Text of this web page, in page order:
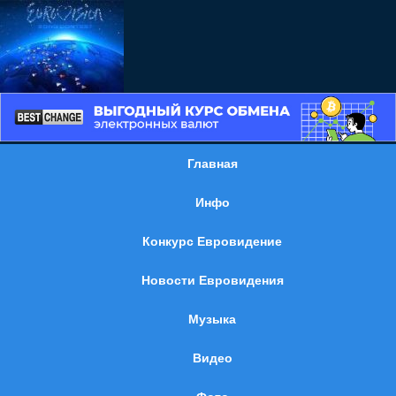
Главная
Инфо
Конкурс Евровидение
Новости Евровидения
Музыка
Видео